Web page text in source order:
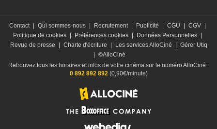
Contact Qui sommes-nous Recrutement Publicité CGU CGV
Politique de cookies
Préférences cookies Données Personnelles
Revue de presse
Charte d'écriture Les services AlloCiné
Gérer Utiq
©AlloCiné
Retrouvez tous les horaires et infos de votre cinéma sur le numéro AlloCiné :
0 892 892 892(0,90€/minute)